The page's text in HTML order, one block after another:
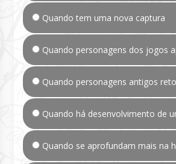
Quando tem uma nova captura
Quando personagens dos jogos
Quando personagens antigos
Quando há desenvolvimento de
Quando se aprofundam mais na